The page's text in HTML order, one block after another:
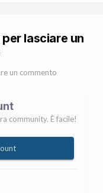
lasciare un
un commento
community. È facile!